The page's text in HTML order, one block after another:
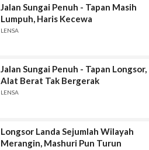
Jalan Sungai Penuh - Tapan Masih
Lumpuh, Haris Kecewa
LENSA
Jalan Sungai Penuh - Tapan Longsor,
Alat Berat Tak Bergerak
LENSA
Longsor Landa Sejumlah Wilayah
Merangin, Mashuri Pun Turun